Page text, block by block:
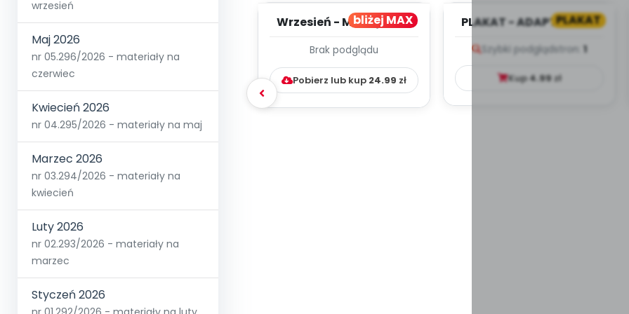
wrzesień
Maj 2026
nr 05.296/2026 - materiały na
czerwiec
Kwiecień 2026
nr 04.295/2026 - materiały na maj
Marzec 2026
nr 03.294/2026 - materiały na
kwiecień
Luty 2026
nr 02.293/2026 - materiały na
marzec
Styczeń 2026
bliżej MAX
Wrzesień - MIESIĘCZNY
WYCHOWAWCZO –
DYDAKTYC...
Brak podglądu
Pobierz lub kup 24.99 zł
PLAKAT
PLAKAT - ADAPTACJA -
Szybki podglądstron: 1
Kup4.99zł